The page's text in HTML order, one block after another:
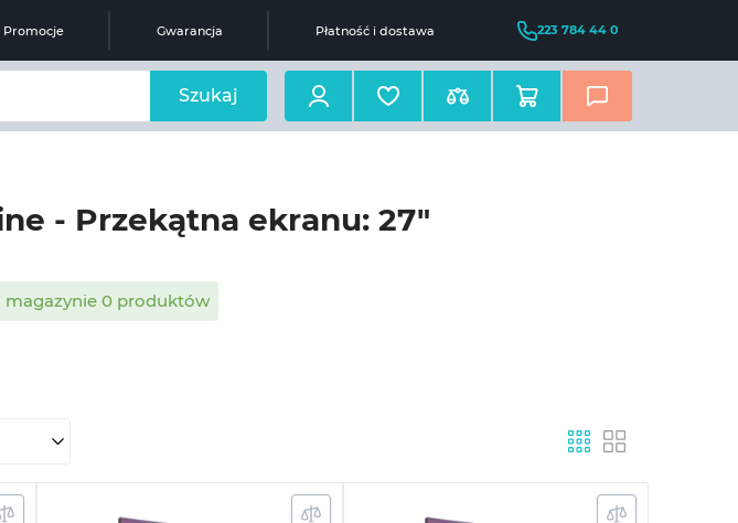
Promocje Gwarancja Płatność i dostawa 223 784 44 0
Szukaj
- Przekątna ekranu: 27"
magazynie 0 produktów